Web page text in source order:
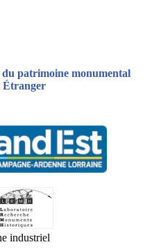
du patrimoine monumental
Étranger